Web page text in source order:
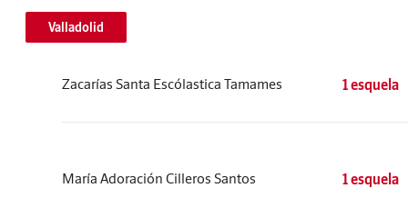
Valladolid
Zacarías Santa Escólastica Tamames 1 esquela
María Adoración Cilleros Santos 1 esquela